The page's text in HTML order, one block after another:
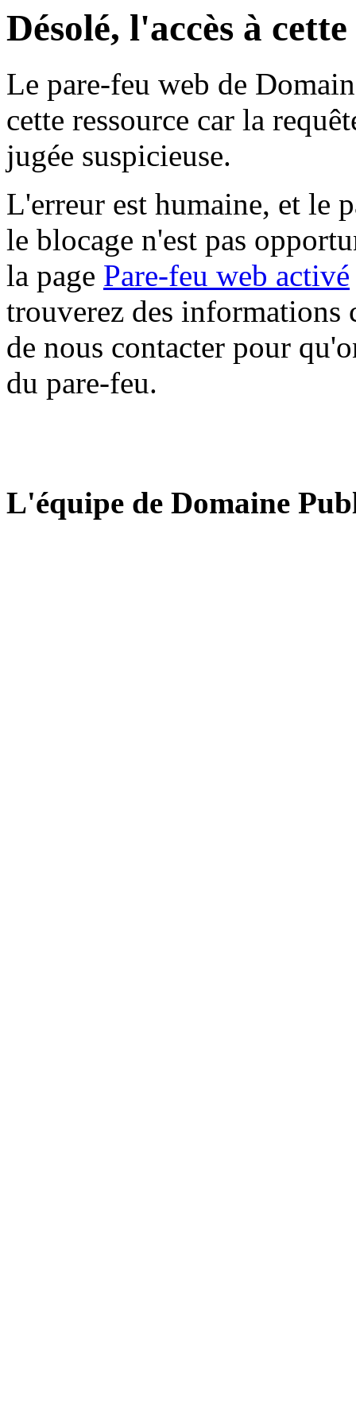
Désolé, l'accès à
Le pare-feu web de
cette ressource car la
jugée suspicieuse.
L'erreur est humaine, et le
le blocage n'est pas
la page Pare-feu web activé
trouverez des informations
de nous contacter pour
du pare-feu.
L'équipe de Domaine